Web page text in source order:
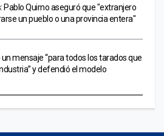
Pablo Quirno aseguró que "extranjero
un pueblo o una provincia entera"
mensaje “para todos los tarados que
y defendió el modelo